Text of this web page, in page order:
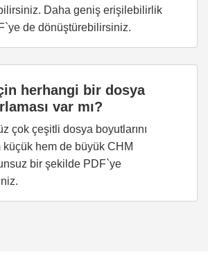
Daha geniş erişilebilirlik
de dönüştürebilirsiniz.
herhangi bir dosya
var mı?
çok çeşitli dosya boyutlarını
hem de büyük CHM
bir şekilde PDF`ye